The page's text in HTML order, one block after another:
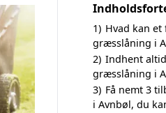
1) Hvad kan et
græsslåning i
2) Indhent
græsslåning i
3) Få nemt 3
i Avnbøl, du